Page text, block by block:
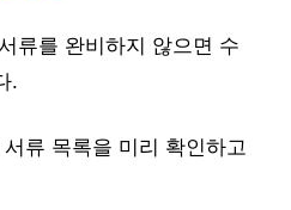
류를 완비하지 않으면 수
.
류 목록을 미리 확인하고